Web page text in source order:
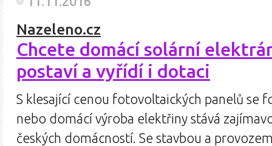
Nazeleno.cz
Chcete domácí solární
postaví a vyřídí i dotaci
S klesající cenou fotovoltaických panelů se
nebo domácí výroba elektřiny stává
českých domácností. Se stavbou a